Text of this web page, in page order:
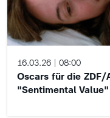
16.03.26 08:00
Oscars für die ZDF/
"Sentimental